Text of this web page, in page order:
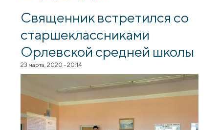
Священник встретился со
старшеклассниками
Орлевской средней школы
23 марта, 2020 - 20:14